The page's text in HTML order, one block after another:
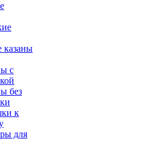
казаны
с
без
к